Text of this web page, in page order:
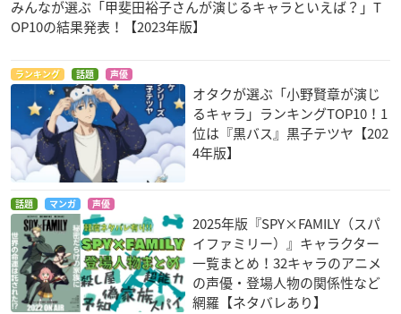
みんなが選ぶ「甲斐田裕子さんが演じるキャラといえば？」T
OP10の結果発表！【2023年版】
ランキング 話題 声優
オタクが選ぶ「小野賢章が演じ
るキャラ」ランキングTOP10！1
位は『黒バス』黒子テツヤ【202
4年版】
話題 マンガ 声優
2025年版『SPY×FAMILY（スパ
イファミリー）』キャラクター
一覧まとめ！32キャラのアニメ
の声優・登場人物の関係性など
網羅【ネタバレあり】